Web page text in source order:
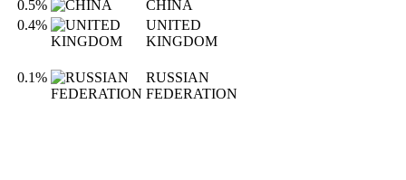
0.5%
CHINA
0.4%
UNITED
KINGDOM
0.1%
RUSSIAN
FEDERATION